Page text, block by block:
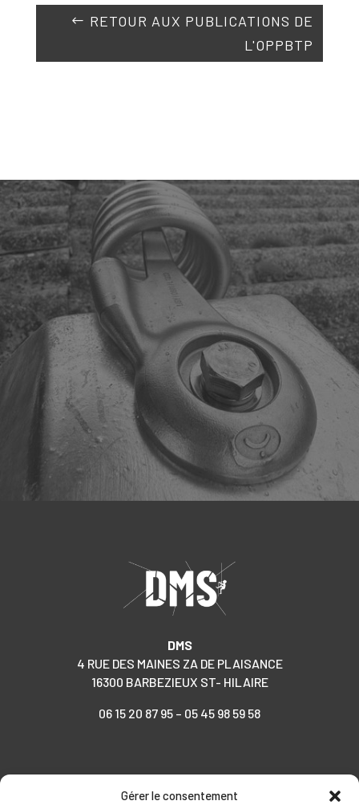
Gérer le consentement
RETOUR AUX PUBLICATIONS DE
L'OPPBTP
DMS
4 RUE DES MAINES ZA DE PLAISANCE
16300 BARBEZIEUX ST- HILAIRE
06 15 20 87 95 – 05 45 98 59 58